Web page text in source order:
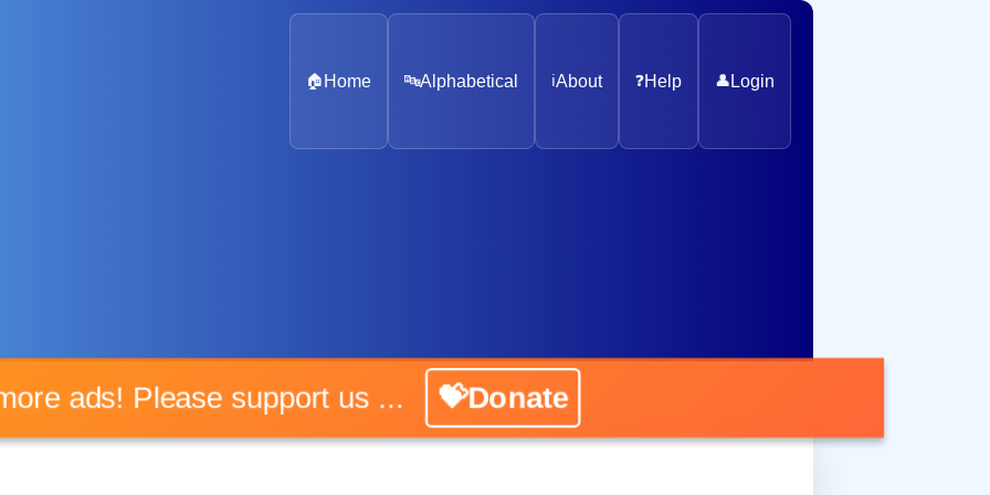
🏠 Home 🔤Alphabetical ℹ️About ❓Help 👤 Login
more ads! Please support us ... 💝Donate